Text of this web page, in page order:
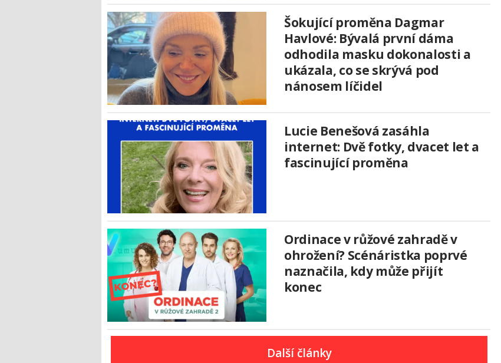
Šokující proměna Dagmar
Havlové: Bývalá první dáma
odhodila masku dokonalosti a
ukázala, co se skrývá pod
nánosem líčidel
Lucie Benešová zasáhla
internet: Dvě fotky, dvacet let a
fascinující proměna
Ordinace v růžové zahradě v
ohrožení? Scénáristka poprvé
naznačila, kdy může přijít
konec
Další články